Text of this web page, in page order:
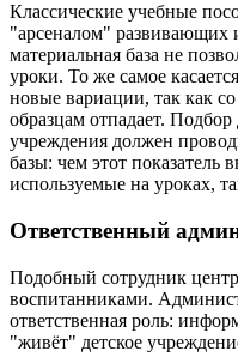
Классические учебные
"арсеналом" развивающих
материальная база не
уроки. То же самое
новые вариации, так как
образцам отпадает.
учреждения должен
базы: чем этот
используемые на уроках,
Ответственный
Подобный сотрудник
воспитанниками.
ответственная роль:
"живёт" детское